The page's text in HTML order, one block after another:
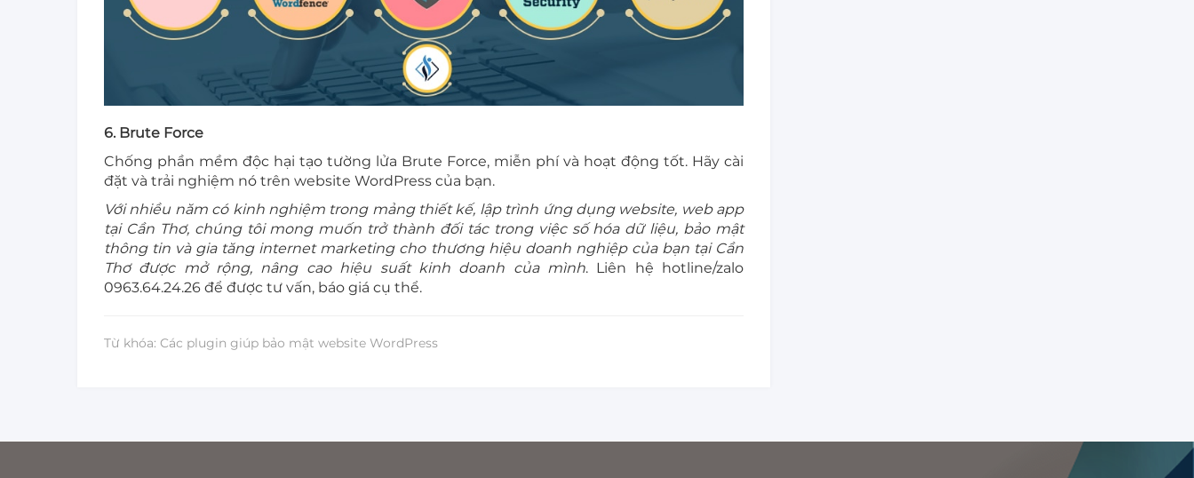
6. Brute Force
Chống phần mềm độc hại tạo tường lửa Brute Force, miễn phí và hoạt động tốt. Hãy cài
đặt và trải nghiệm nó trên website WordPress của bạn.
Với nhiều năm có kinh nghiệm trong mảng thiết kế, lập trình ứng dụng website, web app
tại Cần Thơ, chúng tôi mong muốn trở thành đối tác trong việc số hóa dữ liệu, bảo mật
thông tin và gia tăng internet marketing cho thương hiệu doanh nghiệp của bạn tại Cần
Thơ được mở rộng, nâng cao hiệu suất kinh doanh của mình. Liên hệ hotline/zalo
0963.64.24.26 để được tư vấn, báo giá cụ thể.
Từ khóa: Các plugin giúp bảo mật website WordPress